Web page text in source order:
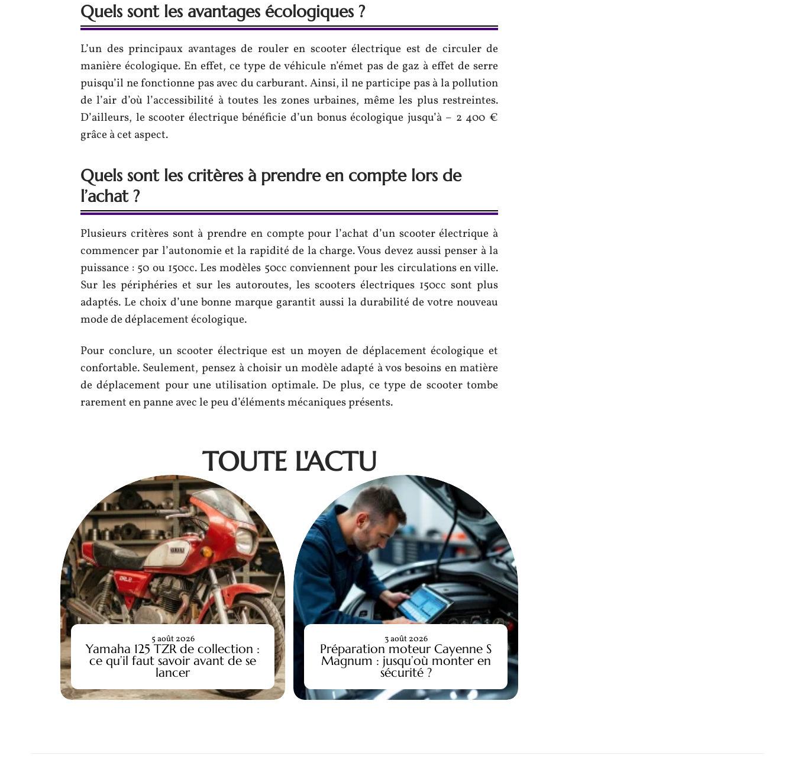
Quels sont les avantages écologiques ?
L’un des principaux avantages de rouler en scooter électrique est de circuler de
manière écologique. En effet, ce type de véhicule n’émet pas de gaz à effet de serre
puisqu’il ne fonctionne pas avec du carburant. Ainsi, il ne participe pas à la pollution
de l’air d’où l’accessibilité à toutes les zones urbaines, même les plus restreintes.
D’ailleurs, le scooter électrique bénéficie d’un bonus écologique jusqu’à – 2 400 €
grâce à cet aspect.
Quels sont les critères à prendre en compte lors de
l’achat ?
Plusieurs critères sont à prendre en compte pour l’achat d’un scooter électrique à
commencer par l’autonomie et la rapidité de la charge. Vous devez aussi penser à la
puissance : 50 ou 150cc. Les modèles 50cc conviennent pour les circulations en ville.
Sur les périphéries et sur les autoroutes, les scooters électriques 150cc sont plus
adaptés. Le choix d’une bonne marque garantit aussi la durabilité de votre nouveau
mode de déplacement écologique.
Pour conclure, un scooter électrique est un moyen de déplacement écologique et
confortable. Seulement, pensez à choisir un modèle adapté à vos besoins en matière
de déplacement pour une utilisation optimale. De plus, ce type de scooter tombe
rarement en panne avec le peu d’éléments mécaniques présents.
TOUTE L'ACTU
Yamaha 125 TZR de collection :
ce qu’il faut savoir avant de se
lancer
5 août 2026
Préparation moteur Cayenne S
Magnum : jusqu’où monter en
sécurité ?
3 août 2026